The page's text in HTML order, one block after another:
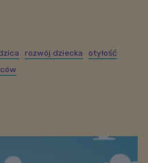
rozwój dziecka
otyłość